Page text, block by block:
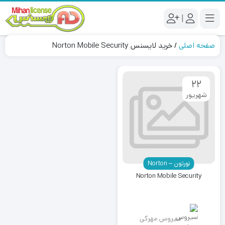
|
صفحه اصلی/خرید لایسنس Norton Mobile Security
نورتون – Norton
22
شهریور
Norton Mobile Security
سیروس مهرکی